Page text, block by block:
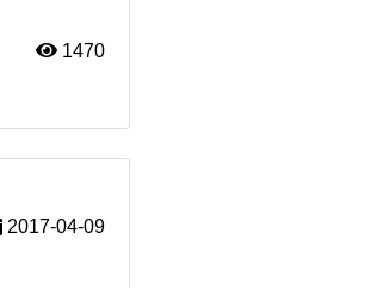
1470
2017-04-09